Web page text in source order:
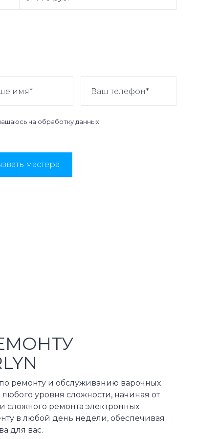
на обработку данных
мастера
ремонту и обслуживанию варочных
уровня сложности, начиная от
сложного ремонта электронных
в любой день недели, обеспечивая
для вас.